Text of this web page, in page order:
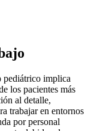
pediátrico implica
los pacientes más
al detalle,
trabajar en entornos
por personal